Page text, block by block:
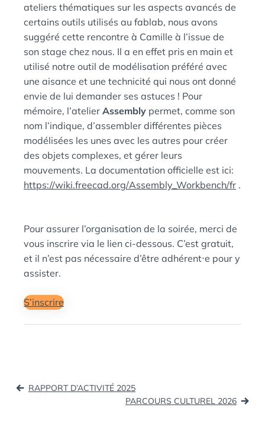
ateliers thématiques sur les aspects avancés de
certains outils utilisés au fablab, nous avons
suggéré cette rencontre à Camille à l’issue de
son stage chez nous. Il a en effet pris en main et
utilisé notre outil de modélisation préféré avec
une aisance et une technicité qui nous ont donné
envie de lui demander ses astuces ! Pour
mémoire, l’atelier Assembly permet, comme son
nom l’indique, d’assembler différentes pièces
modélisées les unes avec les autres pour créer
des objets complexes, et gérer leurs
mouvements. La documentation officielle est ici:
https://wiki.freecad.org/Assembly_Workbench/fr .
Pour assurer l’organisation de la soirée, merci de
vous inscrire via le lien ci-dessous. C’est gratuit,
et il n’est pas nécessaire d’être adhérent⋅e pour y
assister.
S’inscrire
Navigation
RAPPORT D’ACTIVITÉ 2025
PARCOURS CULTUREL 2026